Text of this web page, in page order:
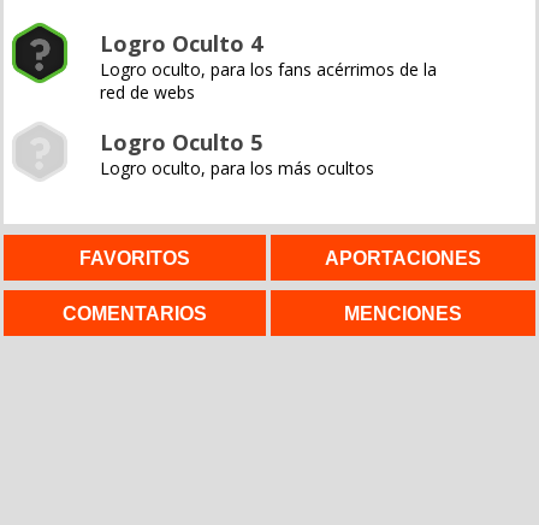
Logro Oculto 4
Logro oculto, para los fans acérrimos de la
red de webs
Logro Oculto 5
Logro oculto, para los más ocultos
FAVORITOS APORTACIONES
COMENTARIOS MENCIONES